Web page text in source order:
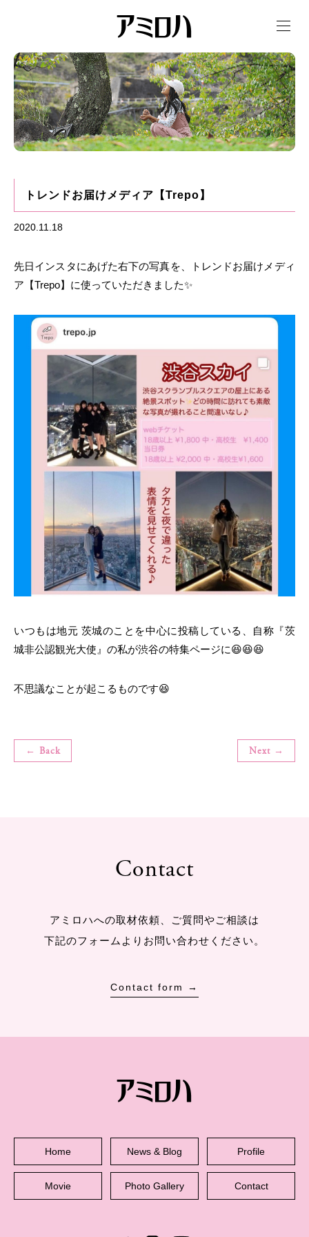
t
g
l
e
n
a
v
i
g
a
t
トレンドお届けメディア【Trepo】
2020.11.18
先日インスタにあげた右下の写真を、
トレンドお届けメディ
ア【Trepo】 に使っていただきました✨
いつもは地元 茨城のことを中心に投稿している、 自称『茨
城非公認観光大使』の私が渋谷の特集ページに😆😆😆
不思議なことが起こるものです😆
← Back Next →
Contact
アミロハへの取材依頼、ご質問やご相談は
下記のフォームよりお問い合わせください。
Contact form →
Home News & Blog Profile
Movie Photo Gallery Contact